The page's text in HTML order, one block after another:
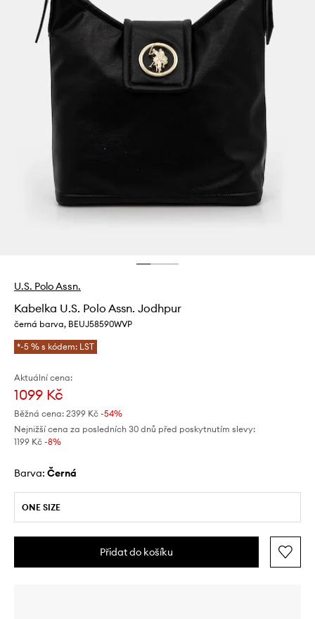
U.S. Polo Assn.
Kabelka U.S. Polo Assn. Jodhpur
černá barva, BEUJ58590WVP
*-5 % s kódem: LST
Aktuální cena:
1099 Kč
Běžná cena: 2399 Kč -54%
Nejnižší cena za posledních 30 dnů před poskytnutím slevy:
1199 Kč -8%
Barva: černá
ONE SIZE
Přidat do košíku